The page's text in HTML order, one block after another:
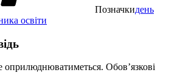
Позначкидень
освіти
оприлюднюватиметься. Обов’язкові